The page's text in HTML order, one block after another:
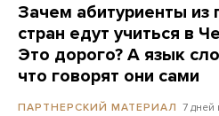
Зачем абитуриенты из
стран едут учиться в
Это дорого? А язык
что говорят они сами
ПАРТНЕРСКИЙ МАТЕРИАЛ 7 дней